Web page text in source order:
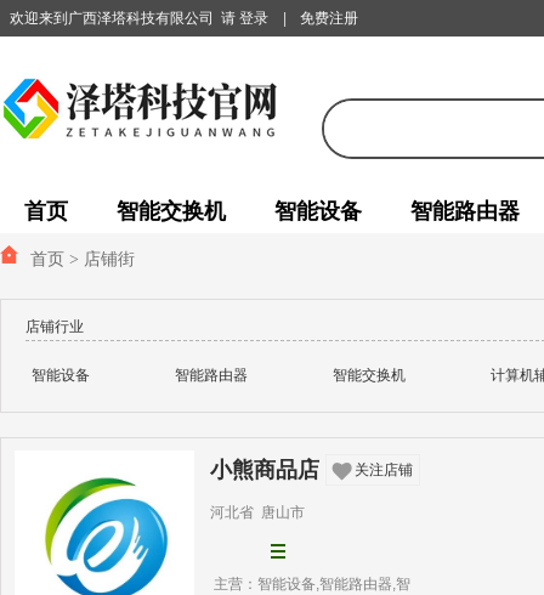
欢迎来到广西泽塔科技有限公司 请 登录 免费注册
首页 智能交换机 智能设备 智能路由器
首页 > 店铺街
店铺行业
智能设备 智能路由器 智能交换机 计算机
小熊商品店 关注店铺
河北省 唐山市
主营：智能设备,智能路由器,智